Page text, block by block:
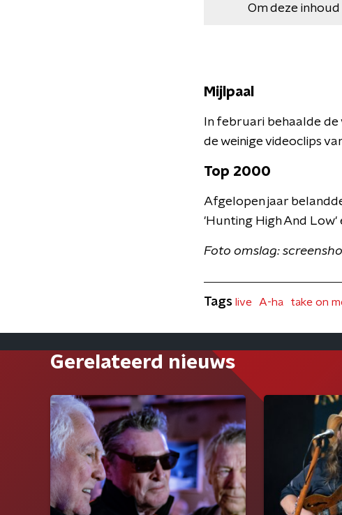
Om deze
Mijlpaal
In februari behaalde de
de weinige videoclips
Top 2000
Afgelopen jaar
'Hunting High And Low'
Foto omslag:
Tags live A-ha take on
Gerelateerd nieuws